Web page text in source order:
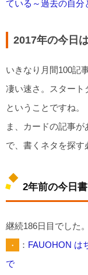
ている～過去の自分
2017年の今日は
いきなり月間100記
凄い速さ。スタート
ということですね。
ま、カードの記事
で、書くネタを探す
2年前の今日
継続186日目でした。
・
： FAUOHON は
で